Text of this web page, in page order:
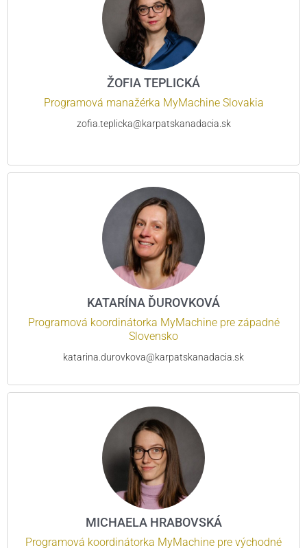
ŽOFIA TEPLICKÁ
Programová manažérka MyMachine Slovakia
zofia.teplicka@karpatskanadacia.sk
KATARÍNA ĎUROVKOVÁ
Programová koordinátorka MyMachine pre západné
Slovensko
katarina.durovkova@karpatskanadacia.sk
MICHAELA HRABOVSKÁ
Programová koordinátorka MyMachine pre východné